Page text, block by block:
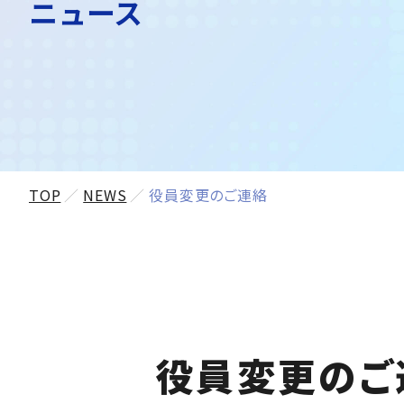
ニュース
TOP NEWS 役員変更のご連絡
役員変更の